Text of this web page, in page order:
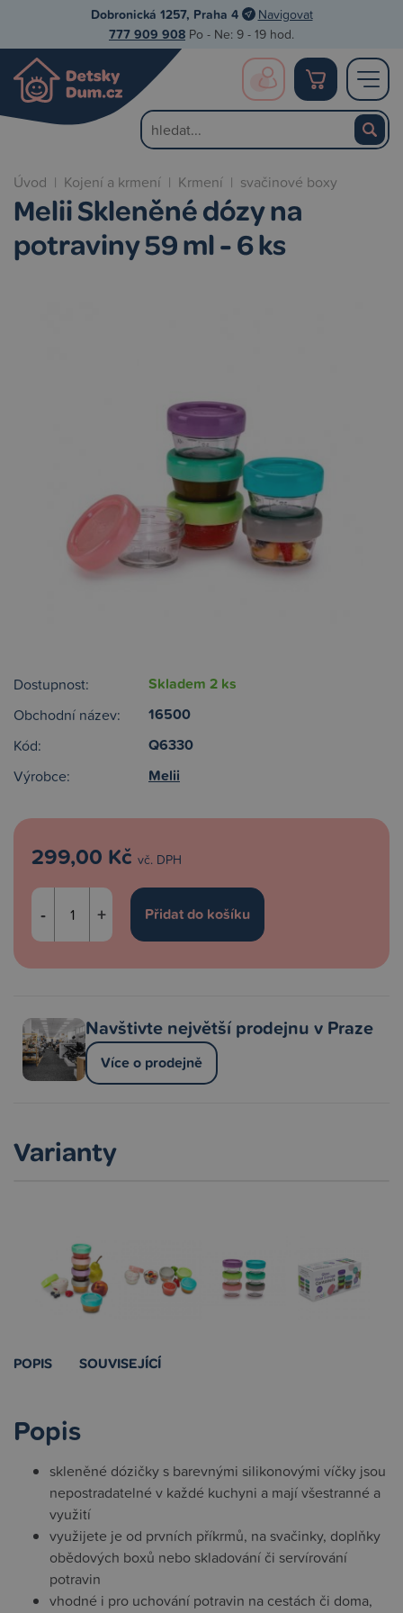
Dobronická 1257, Praha 4 Navigovat
777 909 908 Po - Ne: 9 - 19 hod.
Úvod | Kojení a krmení | Krmení | svačinové boxy
Melii Skleněné dózy na
potraviny 59 ml - 6 ks
Dostupnost: Skladem 2 ks
Obchodní název: 16500
Kód: Q6330
Výrobce: Melii
299,00 Kč vč. DPH
- +
Navštivte největší prodejnu v Praze
Více o prodejně
Varianty
POPIS SOUVISEJÍCÍ
Popis
skleněné dózičky s barevnými silikonovými víčky jsou
nepostradatelné v každé kuchyni a mají všestranné a
využití
využijete je od prvních příkrmů, na svačinky, doplňky
obědových boxů nebo skladování či servírování
potravin
vhodné i pro uchování potravin na cestách či doma,